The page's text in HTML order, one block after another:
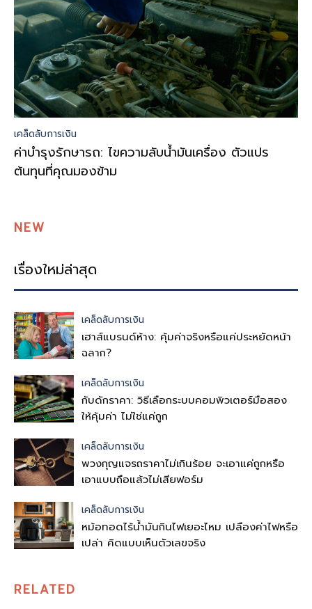
เคล็ดลับการเงิน
ค่าบำรุงรักษารถ: ไขความลับน้ำมันเครื่อง ตัวแปร
ต้นทุนที่คุณมองข้าม
NEW
เรื่องใหม่ล่าสุด
เคล็ดลับการเงิน
เฮาส์แบรนด์ห้าง: คุ้มค่าจริงหรือแค่ประหยัดหน้า
ฉลาก?
เคล็ดลับการเงิน
กับดักราคา: วิธีเลือกระบบคอมพิวเตอร์มือสอง
ให้คุ้มค่า ไม่ใช่แค่ถูก
เคล็ดลับการเงิน
พวงกุญแจรถราคาไม่เกินร้อย จะเอาแค่ถูกหรือ
เอาแบบถือแล้วไม่เสียฟอร์ม
เคล็ดลับการเงิน
หม้อทอดไร้น้ำมันกินไฟเยอะไหม เปลืองค่าไฟหรือ
เปล่า คิดแบบเห็นตัวเลขจริง
RELATED